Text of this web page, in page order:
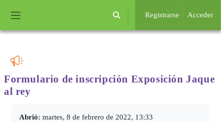
Selector de búsqueda de entrada
Registrarse Acceder
Formulario de inscripción Exposición Jaque
al rey
Abrió: martes, 8 de febrero de 2022, 13:33